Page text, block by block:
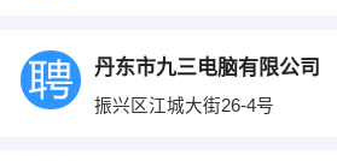
丹东市九三电脑有限公司
振兴区江城大街26-4号